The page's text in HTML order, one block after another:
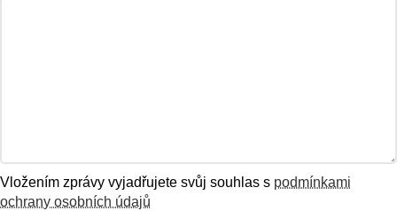
Vložením zprávy vyjadřujete svůj souhlas s podmínkami
ochrany osobních údajů